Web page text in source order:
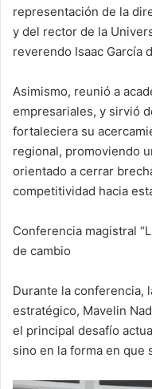
representación de la
y del rector de la
reverendo Isaac García
Asimismo, reunió a
empresariales, y sirvió
fortaleciera su
regional, promoviendo
orientado a cerrar
competitividad hacia
Conferencia magistral
de cambio
Durante la conferencia,
estratégico, Mavelin
el principal desafío
sino en la forma en que